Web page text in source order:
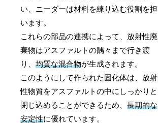
い、ニーダーは材料を練り込む役割を担
います。
これらの部品の連携によって、放射性廃
棄物はアスファルトの隅々まで行き渡
り、均質な混合物が生成されます。
このようにして作られた固化体は、放射
性物質をアスファルトの中にしっかりと
閉じ込めることができるため、長期的な
安定性に優れています。